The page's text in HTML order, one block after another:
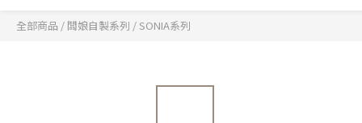
全部商品 / 闆娘自製系列 /SONIA系列